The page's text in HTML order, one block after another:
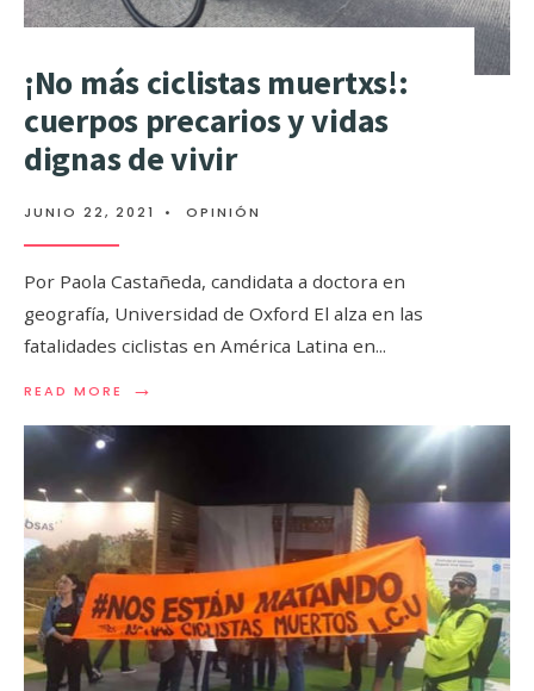
¡No más ciclistas muertxs!:
cuerpos precarios y vidas
dignas de vivir
JUNIO 22, 2021 • OPINIÓN
Por Paola Castañeda, candidata a doctora en
geografía, Universidad de Oxford El alza en las
fatalidades ciclistas en América Latina en...
READ MORE →